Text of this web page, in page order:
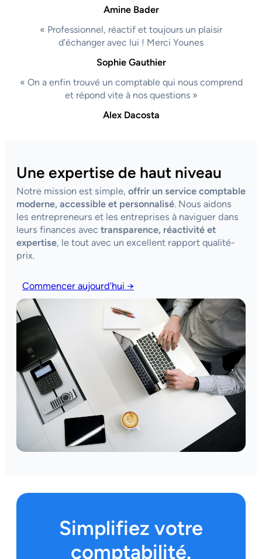
Amine Bader
« Professionnel, réactif et toujours un plaisir
d’échanger avec lui ! Merci Younes
Sophie Gauthier
« On a enfin trouvé un comptable qui nous comprend
et répond vite à nos questions »
Alex Dacosta
Une expertise de haut niveau
Notre mission est simple, offrir un service comptable
moderne, accessible et personnalisé. Nous aidons
les entrepreneurs et les entreprises à naviguer dans
leurs finances avec transparence, réactivité et
expertise, le tout avec un excellent rapport qualité-
prix.
Commencer aujourd’hui →
Simplifiez votre
comptabilité.